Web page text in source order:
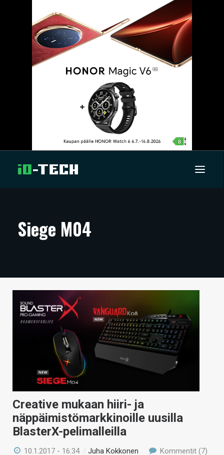
ARTIKKELIT
TECHBBS
TIETOA
HINTA.FI
HAKU
Siege M04
Creative mukaan hiiri- ja
näppäimistömarkkinoille uusilla
BlasterX-pelimalleilla
10.1.2017 - 16:34 /Juha Kokkonen Kommentit (7)